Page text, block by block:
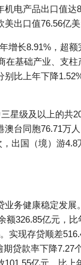
电产品出口值
出口值76.56亿
增长8.91%，超
基础产业、支
比上年下降
星级及以上的共
台同胞76.71万
出国（境）游
务健康稳定发
326.85亿元，
实现存贷顺差
贷款率下降
亿元，比上